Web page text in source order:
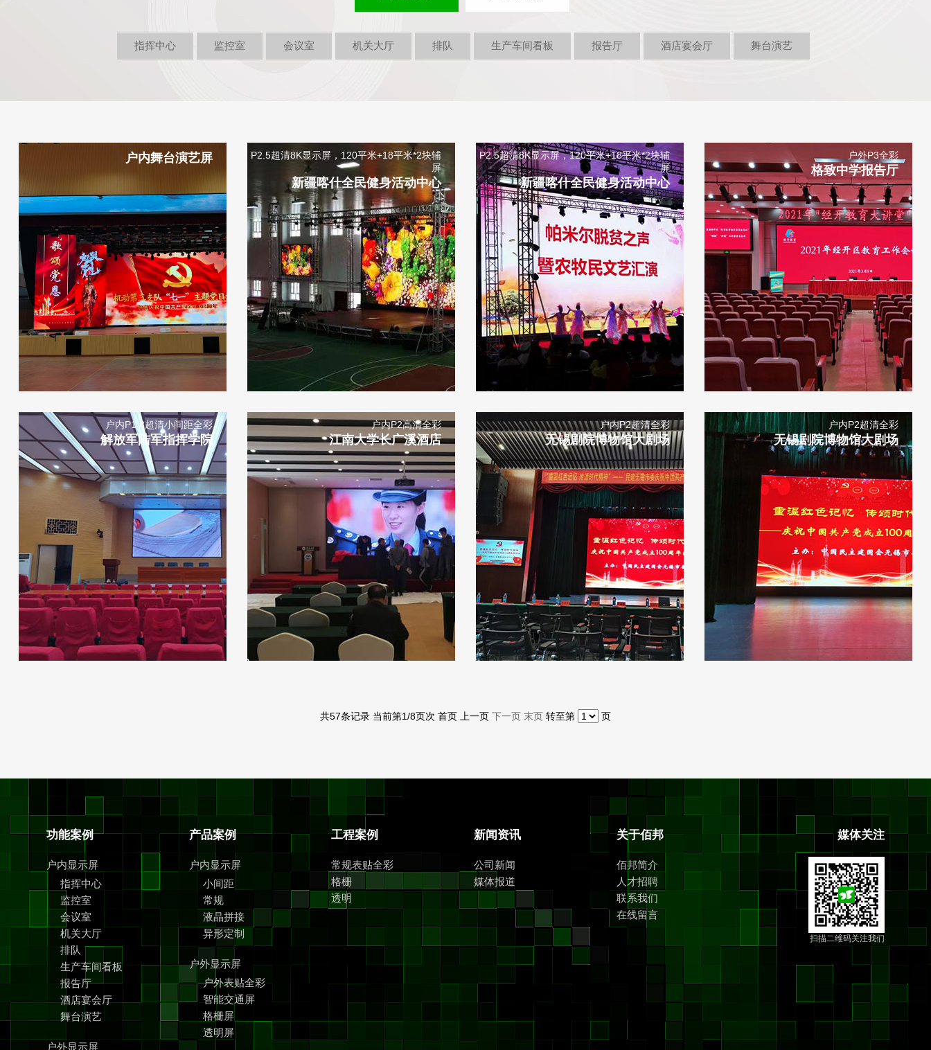
指挥中心 监控室 会议室 机关大厅 排队 生产车间看板 报告厅 酒店宴会厅 舞台演艺
户内舞台演艺屏
P2.5超清8K显示屏，120平米+18平米*2块辅
屏
新疆喀什全民健身活动中心
P2.5超清8K显示屏，120平米+18平米*2块辅
屏
新疆喀什全民健身活动中心
户外P3全彩
格致中学报告厅
户内P1.8超清小间距全彩
解放军陆军指挥学院
户内P2高清全彩
江南大学长广溪酒店
户内P2超清全彩
无锡剧院博物馆大剧场
户内P2超清全彩
无锡剧院博物馆大剧场
共57条记录 当前第1/8页次 首页 上一页 下一页 末页转至第 页
功能案例
户内显示屏
指挥中心
监控室
会议室
机关大厅
排队
生产车间看板
报告厅
酒店宴会厅
舞台演艺
户外显示屏
产品案例
户内显示屏
小间距
常规
液晶拼接
异形定制
户外显示屏
户外表贴全彩
智能交通屏
格栅屏
透明屏
工程案例
常规表贴全彩
格栅
透明
新闻资讯
公司新闻
媒体报道
关于佰邦
佰邦简介
人才招聘
联系我们
在线留言
媒体关注
扫描二维码关注我们